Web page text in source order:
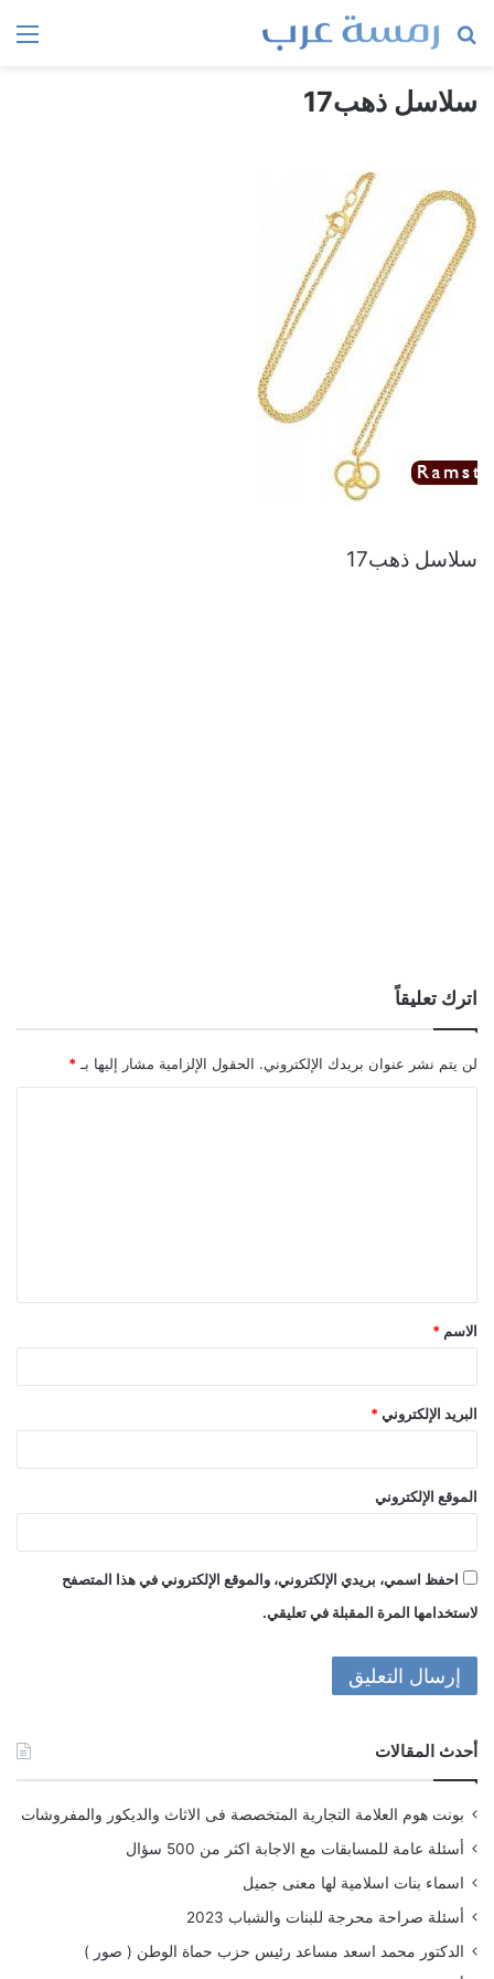
بحث
سلاسل ذهب17
سلاسل ذهب17
اترك تعليقاً
لن يتم نشر عنوان بريدك الإلكتروني. الحقول الإلزامية مشار إليها بـ *
ق
*
الاسم *
البريد الإلكتروني *
الموقع الإلكتروني
احفظ اسمي، بريدي الإلكتروني، والموقع الإلكتروني في هذا المتصفح
لاستخدامها المرة المقبلة في تعليقي.
أحدث المقالات
بونت هوم العلامة التجارية المتخصصة فى الاثاث والديكور والمفروشات
أسئلة عامة للمسابقات مع الاجابة اكثر من 500 سؤال
اسماء بنات اسلامية لها معنى جميل
أسئلة صراحة محرجة للبنات والشباب 2023
الدكتور محمد اسعد مساعد رئيس حزب حماة الوطن ( صور )